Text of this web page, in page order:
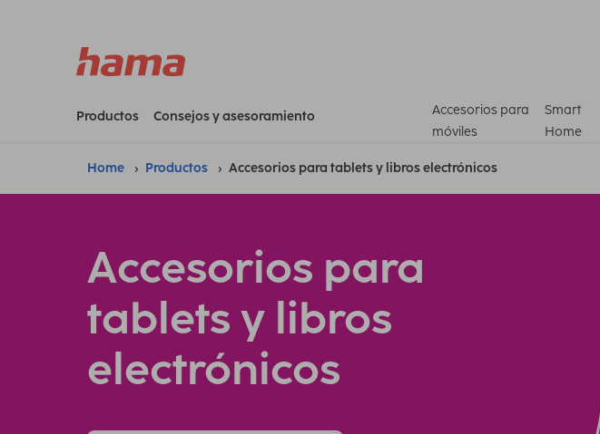
Productos Consejos y asesoramiento
Accesorios para
móviles
Smart
Home
Home Productos Accesorios para tablets y libros electrónicos
Accesorios para
tablets y libros
electrónicos